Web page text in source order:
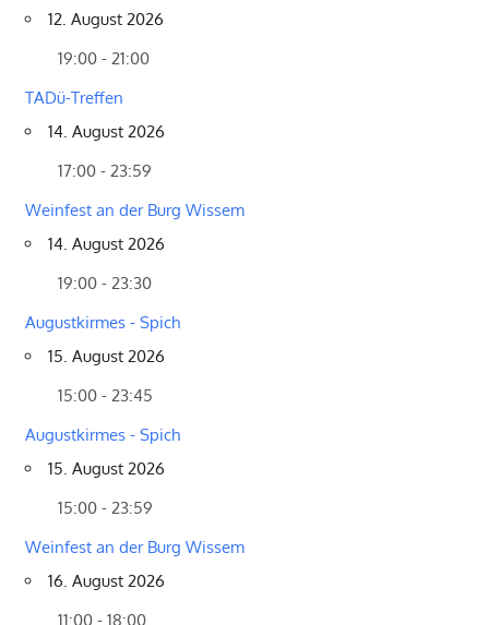
12. August 2026
19:00 - 21:00
TADü-Treffen
14. August 2026
17:00 - 23:59
Weinfest an der Burg Wissem
14. August 2026
19:00 - 23:30
Augustkirmes - Spich
15. August 2026
15:00 - 23:45
Augustkirmes - Spich
15. August 2026
15:00 - 23:59
Weinfest an der Burg Wissem
16. August 2026
11:00 - 18:00